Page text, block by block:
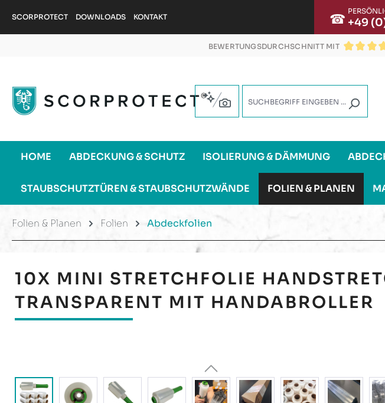
Hauptinhalt springen
Zur Suche springen
Zur Hauptnavigation springen
SCORPROTECT DOWNLOADS KONTAKT ☎ +49
BEWERTUNGSDURCHSCHNITT MIT
HOME ABDECKUNG & SCHUTZ ISOLIERUNG & DÄMMUNG
STAUBSCHUTZTÜREN & STAUBSCHUTZWÄNDE FOLIEN & PLANEN
Folien & Planen Folien Abdeckfolien
10X MINI STRETCHFOLIE
TRANSPARENT MIT HANDABROLLER
Bildergalerie überspringen